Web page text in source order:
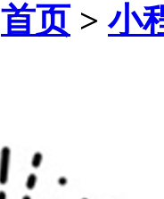
首页 >小